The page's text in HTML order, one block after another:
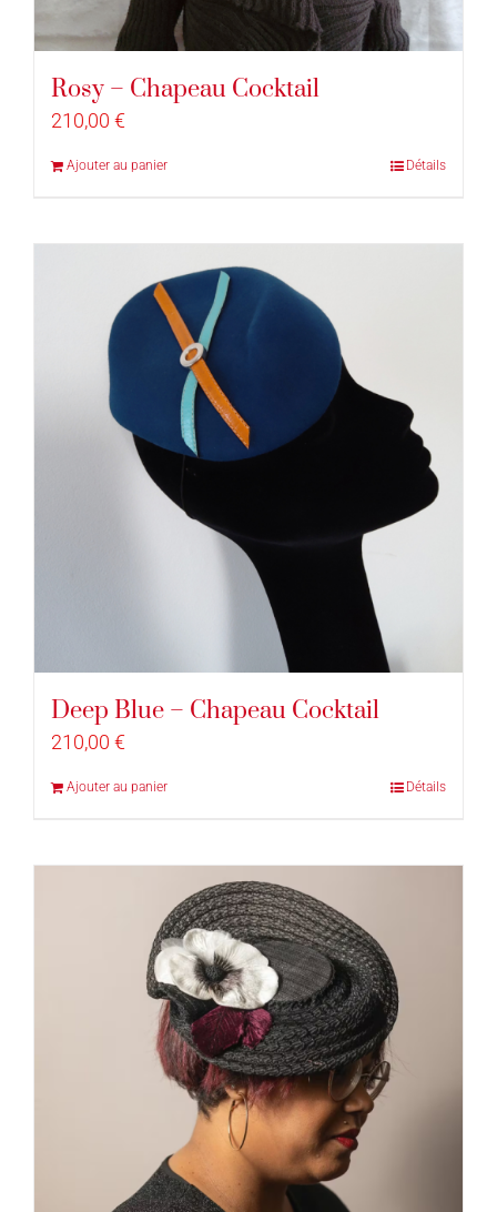
Rosy – Chapeau Cocktail
210,00 €
Ajouter au panier Détails
Deep Blue – Chapeau Cocktail
210,00 €
Ajouter au panier Détails